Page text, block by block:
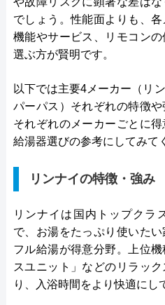
でしょう。性能面よりも、
機能やサービス、リモコン
選ぶ方が賢明です。
以下では主要4メーカー（リ
パーパス）それぞれの特徴や
それぞれのメーカーごとに得
給湯器選びの参考にしてみて
リンナイの特徴・強み
リンナイは国内トップクラ
で、お湯をたっぷり使いた
フル給湯が得意分野。上位
スユニット」などのリラッ
り、入浴時間をより快適にし